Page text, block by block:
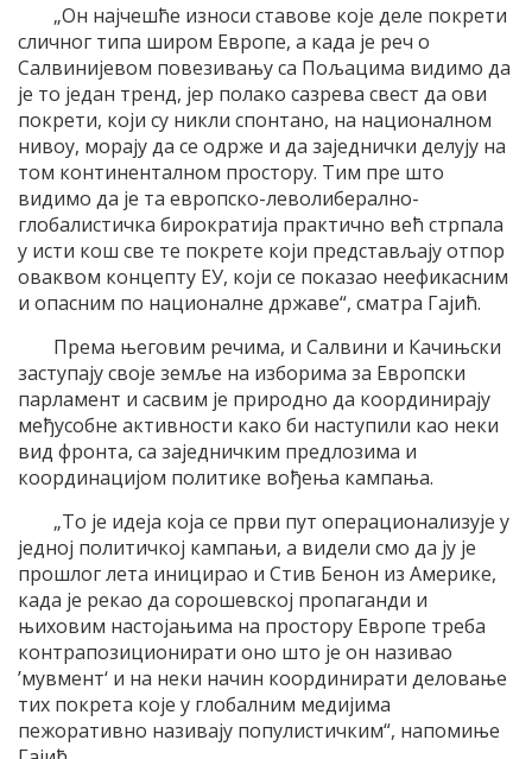
„Он најчешће износи ставове које деле покрети
сличног типа широм Европе, а када је реч о
Салвинијевом повезивању са Пољацима видимо да
је то један тренд, јер полако сазрева свест да ови
покрети, који су никли спонтано, на националном
нивоу, морају да се одрже и да заједнички делују на
том континенталном простору. Тим пре што
видимо да је та европско-леволиберално-
глобалистичка бирократија практично већ стрпала
у исти кош све те покрете који представљају отпор
оваквом концепту ЕУ, који се показао неефикасним
и опасним по националне државе“, сматра Гајић.
Према његовим речима, и Салвини и Качињски
заступају своје земље на изборима за Европски
парламент и сасвим је природно да координирају
међусобне активности како би наступили као неки
вид фронта, са заједничким предлозима и
координацијом политике вођења кампања.
„То је идеја која се први пут операционализује у
једној политичкој кампањи, а видели смо да ју је
прошлог лета иницирао и Стив Бенон из Америке,
када је рекао да сорошевској пропаганди и
њиховим настојањима на простору Европе треба
контрапозиционирати оно што је он називао
’мувмент‘ и на неки начин координирати деловање
тих покрета које у глобалним медијима
пежоративно називају популистичким“, напомиње